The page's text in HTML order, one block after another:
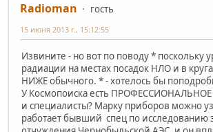
Radioman
гость
15 июня 2013 г., 15:12:55
Извините - но вот по поводу * поскольку
радиации на местах посадок НЛО и в
НИЖЕ обычного. * - хотелось бы
У Космопоиска есть
и специалисты? Марку приборов можно
работает бывший спец по исследованию